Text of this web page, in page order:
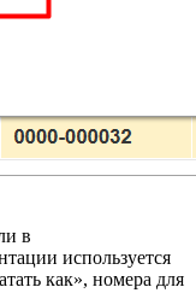
в
используется
как», номера для